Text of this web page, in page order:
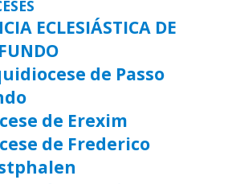
ECLESIÁSTICA DE
de Passo
de Erexim
de Frederico